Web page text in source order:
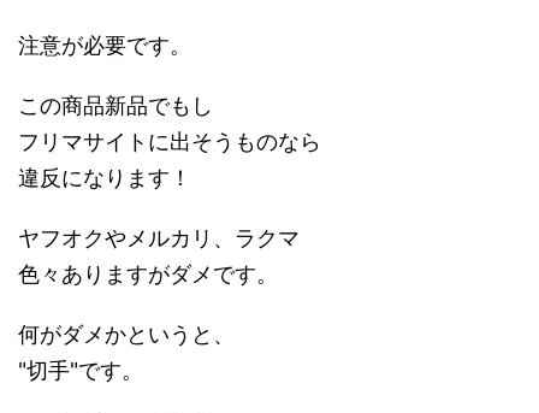
注意が必要です。
この商品新品でもし
フリマサイトに出そうものなら
違反になります！
ヤフオクやメルカリ、ラクマ
色々ありますがダメです。
何がダメかというと、
"切手"です。